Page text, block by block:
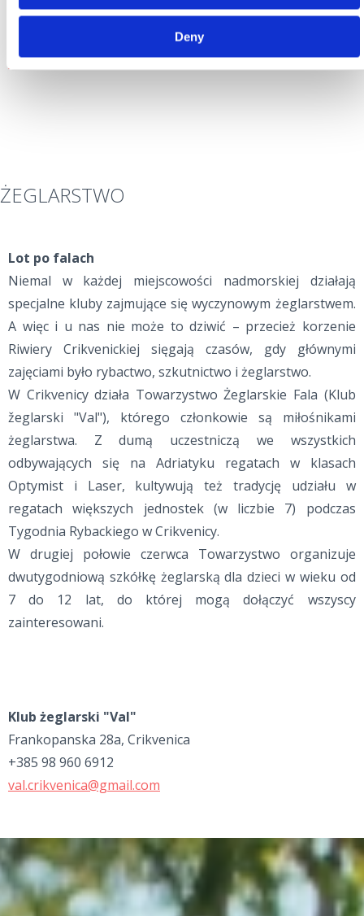
Deny
+385 98 625 715
www.selce.com.hr
ŻEGLARSTWO
Lot po falach
Niemal w każdej miejscowości nadmorskiej działają
specjalne kluby zajmujące się wyczynowym żeglarstwem.
A więc i u nas nie może to dziwić – przecież korzenie
Riwiery Crikvenickiej sięgają czasów, gdy głównymi
zajęciami było rybactwo, szkutnictwo i żeglarstwo.
W Crikvenicy działa Towarzystwo Żeglarskie Fala (Klub
žeglarski "Val"), którego członkowie są miłośnikami
żeglarstwa. Z dumą uczestniczą we wszystkich
odbywających się na Adriatyku regatach w klasach
Optymist i Laser, kultywują też tradycję udziału w
regatach większych jednostek (w liczbie 7) podczas
Tygodnia Rybackiego w Crikvenicy.
W drugiej połowie czerwca Towarzystwo organizuje
dwutygodniową szkółkę żeglarską dla dzieci w wieku od
7 do 12 lat, do której mogą dołączyć wszyscy
zainteresowani.
Klub żeglarski "Val"
Frankopanska 28a, Crikvenica
+385 98 960 6912
val.crikvenica@gmail.com